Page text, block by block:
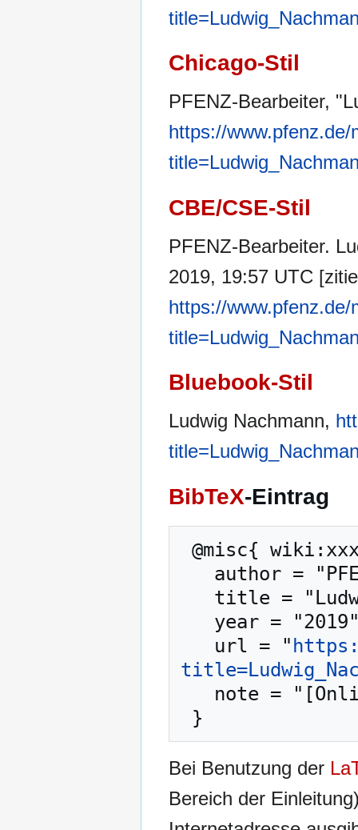
Chicago-Stil
PFENZ-Bearbeiter,
https://
CBE/CSE-Stil
PFENZ-Bearbeiter.
2019, 19:57 UTC
https://
Bluebook-Stil
Ludwig Nachmann,
BibTeX-Eintrag
   url = "
Bei Benutzung der
Bereich der